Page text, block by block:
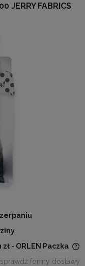
JERRY FABRICS
zł - ORLEN Paczka
sprawdź formy dostawy